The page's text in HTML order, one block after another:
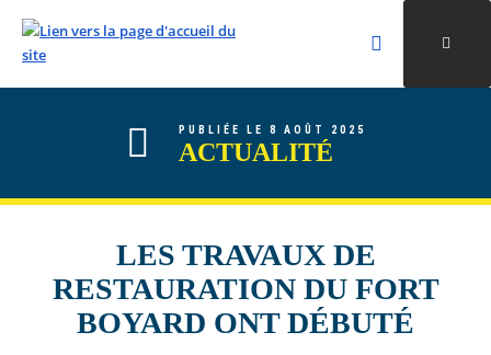
ALLER AU CONTENU
ALLER AU MENU
ALLER À LA RECHERCHE
Rechercher
Valider la
PUBLIÉE LE 8 AOÛT 2025
ACTUALITÉ
LES TRAVAUX DE
RESTAURATION DU FORT
BOYARD ONT DÉBUTÉ